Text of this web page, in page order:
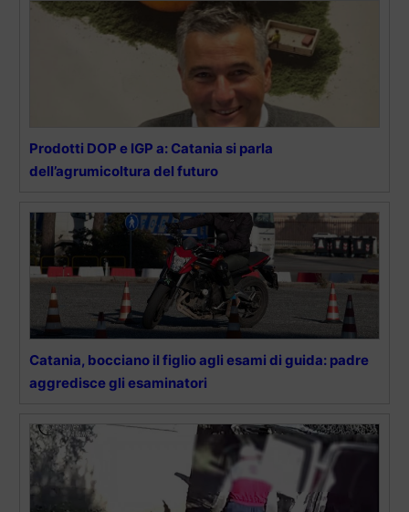
Prodotti DOP e IGP a: Catania si parla
dell’agrumicoltura del futuro
Catania, bocciano il figlio agli esami di guida: padre
aggredisce gli esaminatori